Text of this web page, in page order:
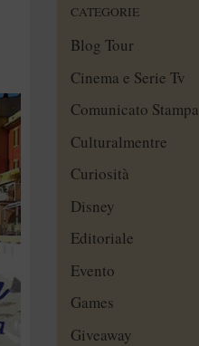
CATEGORIE
Blog Tour
Cinema e Serie Tv
Comunicato Stampa
Culturalmentre
Curiosità
Disney
Editoriale
Evento
Games
Giveaway